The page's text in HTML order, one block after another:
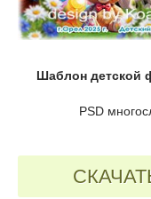
Шаблон детской
PSD